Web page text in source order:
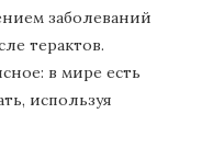
заболеваний
терактов.
в мире есть
используя